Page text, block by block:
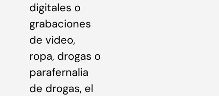
digitales o
grabaciones
de video,
ropa, drogas o
parafernalia
de drogas, el